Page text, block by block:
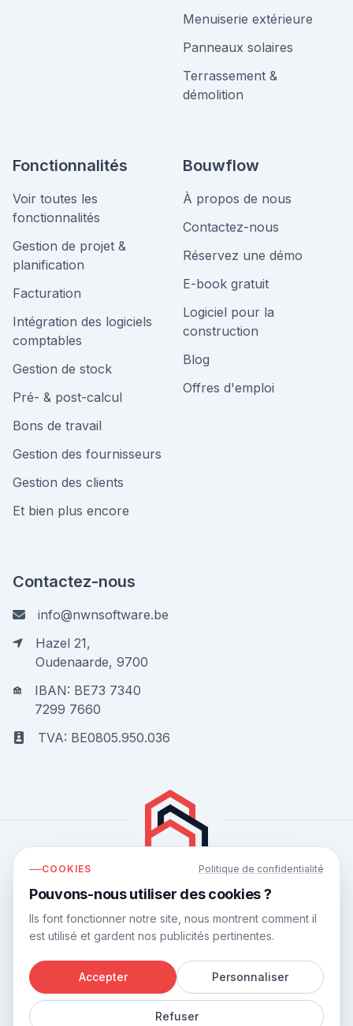
Menuiserie extérieure
Panneaux solaires
Terrassement &
démolition
Fonctionnalités
Voir toutes les
fonctionnalités
Gestion de projet &
planification
Facturation
Intégration des logiciels
comptables
Gestion de stock
Pré- & post-calcul
Bons de travail
Gestion des fournisseurs
Gestion des clients
Et bien plus encore
Bouwflow
À propos de nous
Contactez-nous
Réservez une démo
E-book gratuit
Logiciel pour la
construction
Blog
Offres d'emploi
Contactez-nous
info@nwnsoftware.be
Hazel 21,
Oudenaarde, 9700
IBAN: BE73 7340
7299 7660
TVA: BE0805.950.036
de44 avis.
©2026Bouwflow.
COOKIES Politique de confidentialité
Pouvons-nous utiliser des cookies ?
Ils font fonctionner notre site, nous montrent comment il
est utilisé et gardent nos publicités pertinentes.
Accepter Personnaliser
Refuser